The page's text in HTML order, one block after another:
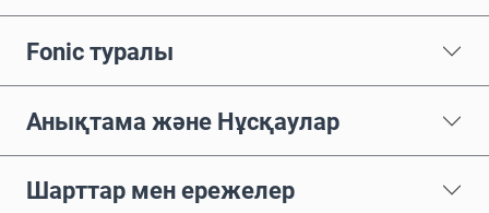
Fonic туралы
Анықтама және Нұсқаулар
Шарттар мен ережелер